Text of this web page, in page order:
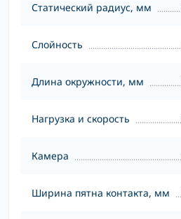
Статический радиус, мм
Слойность
Длина окружности, мм
Нагрузка и скорость
Камера
Ширина пятна контакта, мм